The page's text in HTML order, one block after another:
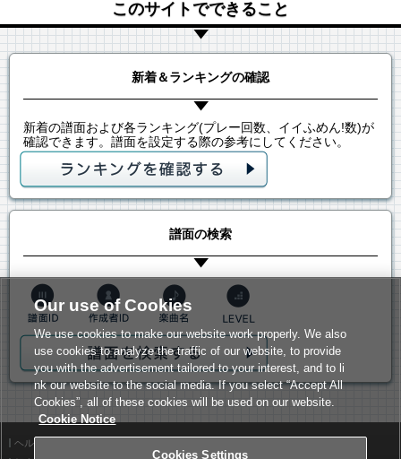
このサイトでできること
新着＆ランキングの確認
新着の譜面および各ランキング(プレー回数、イイふめん!数)が
確認できます。譜面を設定する際の参考にしてください。
譜面の検索
ヘルプ
Our use of Cookies
We use cookies to make our website work properly. We also
use cookies to analyze the traffic of our website, to provide
you with the advertisement tailored to your interest, and to li
nk our website to the social media. If you select “Accept All
Cookies”, all of these cookies will be used on our website.
Cookie Notice
Cookies Settings